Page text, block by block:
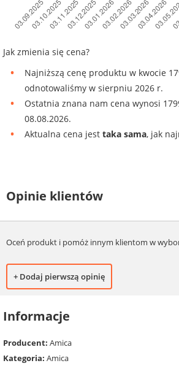
Jak zmienia się cena?
Najniższą cenę produktu w kwocie
odnotowaliśmy w sierpniu 2026 r.
Ostatnia znana nam cena wynosi
08.08.2026.
Aktualna cena jest taka sama, jak
Opinie klientów
Oceń produkt i pomóż innym klientom w
+ Dodaj pierwszą opinię
Informacje
Producent: Amica
Kategoria: Amica